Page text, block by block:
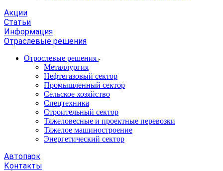
Акции
Статьи
Информация
Отраслевые решения
Отрослевые решения
Металлургия
Нефтегазовый сектор
Промышленный сектор
Сельское хозяйство
Спецтехника
Строительный сектор
Тяжеловесные и проектные перевозки
Тяжелое машиностроение
Энергетический сектор
Автопарк
Контакты